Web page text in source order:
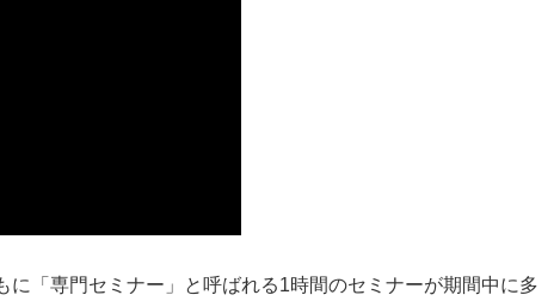
に「専門セミナー」と呼ばれる1時間のセミナーが期間中に多